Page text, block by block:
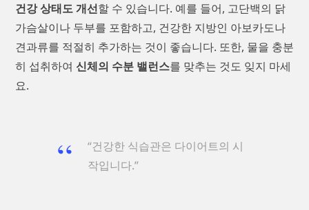
건강 상태도 개선할 수 있습니다. 예를 들어, 고단백의 닭
가슴살이나 두부를 포함하고, 건강한 지방인 아보카도나
견과류를 적절히 추가하는 것이 좋습니다. 또한, 물을 충분
히 섭취하여 신체의 수분 밸런스를 맞추는 것도 잊지 마세
요.
“건강한 식습관은 다이어트의 시
작입니다.”